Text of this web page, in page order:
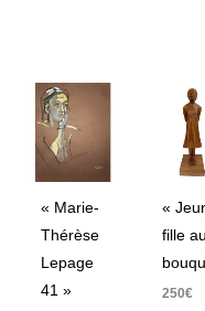
« Marie-
Thérèse
Lepage
41 »
«
fille au
250€